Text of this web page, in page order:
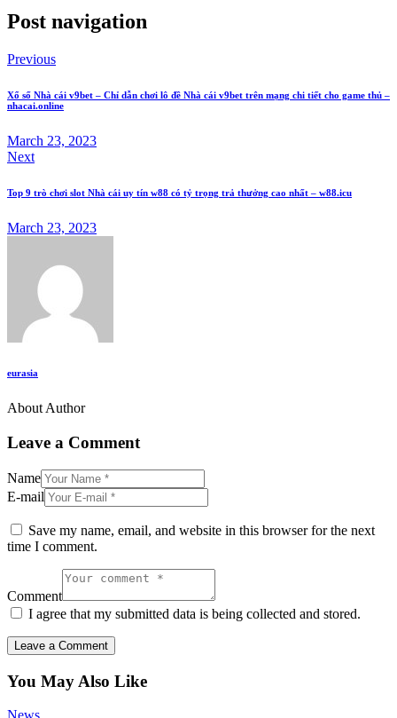
Post navigation
Previous
Xổ số Nhà cái v9bet – Chỉ dẫn chơi lô đề Nhà cái v9bet trên mạng chi tiết cho game thủ –
nhacai.online
March 23, 2023
Next
Top 9 trò chơi slot Nhà cái uy tín w88 có tỷ trọng trả thưởng cao nhất – w88.icu
March 23, 2023
eurasia
About Author
Leave a Comment
Name
E-mail
Save my name, email, and website in this browser for the next
time I comment.
Comment
I agree that my submitted data is being collected and stored.
You May Also Like